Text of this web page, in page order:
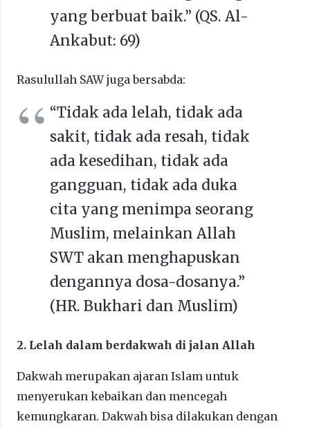
yang berbuat baik.” (QS. Al-
Ankabut: 69)
Rasulullah SAW juga bersabda:
“Tidak ada lelah, tidak ada
sakit, tidak ada resah, tidak
ada kesedihan, tidak ada
gangguan, tidak ada duka
cita yang menimpa seorang
Muslim, melainkan Allah
SWT akan menghapuskan
dengannya dosa-dosanya.”
(HR. Bukhari dan Muslim)
2. Lelah dalam berdakwah di jalan Allah
Dakwah merupakan ajaran Islam untuk
menyerukan kebaikan dan mencegah
kemungkaran. Dakwah bisa dilakukan dengan